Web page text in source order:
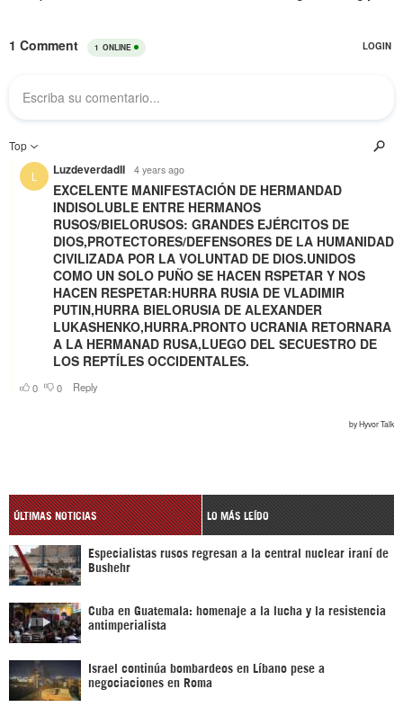
ÚLTIMAS NOTICIAS LO MÁS LEÍDO
Especialistas rusos regresan a la central nuclear iraní de
Bushehr
Cuba en Guatemala: homenaje a la lucha y la resistencia
antimperialista
Israel continúa bombardeos en Líbano pese a
negociaciones en Roma